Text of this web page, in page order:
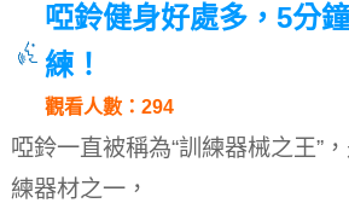
啞鈴健身好處多，5分
練！
觀看人數：294
啞鈴一直被稱為“訓練器械之王”
練器材之一，